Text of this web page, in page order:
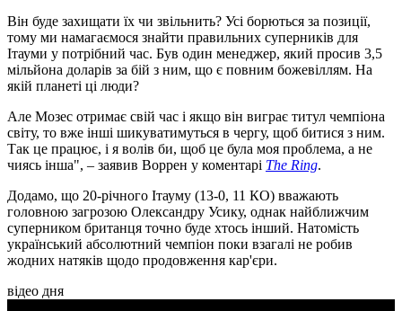
Він буде захищати їх чи звільнить? Усі борються за позиції,
тому ми намагаємося знайти правильних суперників для
Ітауми у потрібний час. Був один менеджер, який просив 3,5
мільйона доларів за бій з ним, що є повним божевіллям. На
якій планеті ці люди?
Але Мозес отримає свій час і якщо він виграє титул чемпіона
світу, то вже інші шикуватимуться в чергу, щоб битися з ним.
Так це працює, і я волів би, щоб це була моя проблема, а не
чиясь інша", – заявив Воррен у коментарі The Ring.
Додамо, що 20-річного Ітауму (13-0, 11 КО) вважають
головною загрозою Олександру Усику, однак найближчим
суперником британця точно буде хтось інший. Натомість
український абсолютний чемпіон поки взагалі не робив
жодних натяків щодо продовження кар'єри.
відео дня